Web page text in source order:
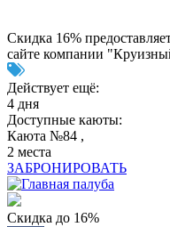
Скидка 16%
сайте компании
Действует ещё:
4 дня
Доступные каюты:
Каюта №84 ,
2 места
ЗАБРОНИРОВАТЬ
Скидка до 16%